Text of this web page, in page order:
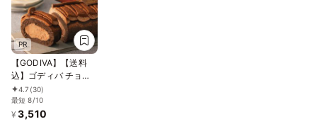
PR
【GODIVA】【送料
込】ゴディバ チョコ
レートロールケーキ
お中元2026
4.7 (30)
最短 8/10
¥ 3,510